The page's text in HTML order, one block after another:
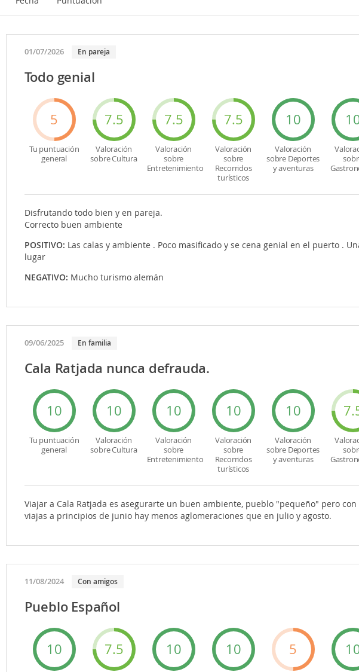
01/07/2026 En pareja
Todo genial
5
Tu puntuación
general
7.5
Valoración
sobre Cultura
7.5
Valoración
sobre
Entretenimiento
7.5
Valoración
sobre
Recorridos
turísticos
10
Valoración
sobre Deportes
y aventuras
Disfrutando todo bien y en pareja.
Correcto buen ambiente
POSITIVO: Las calas y ambiente . Poco masificado y se cena genial en el puerto .
lugar
NEGATIVO: Mucho turismo alemán
09/06/2025 En familia
Cala Ratjada nunca defrauda.
10
Tu puntuación
general
10
Valoración
sobre Cultura
10
Valoración
sobre
Entretenimiento
10
Valoración
sobre
Recorridos
turísticos
10
Valoración
sobre Deportes
y aventuras
Viajar a Cala Ratjada es asegurarte un buen ambiente, pueblo "pequeño" pero
viajas a principios de junio hay menos aglomeraciones que en julio y agosto.
11/08/2024 Con amigos
Pueblo Español
10 7.5 10 10 5